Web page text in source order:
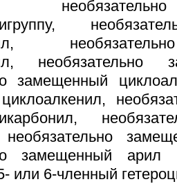
необязательно
замещенный
замещенный арил
или 6-членный